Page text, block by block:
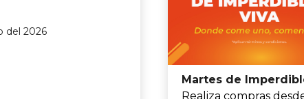
del 2026
Realiza compras